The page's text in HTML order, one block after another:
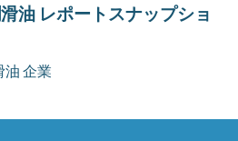
油 レポートスナップショ
油 企業